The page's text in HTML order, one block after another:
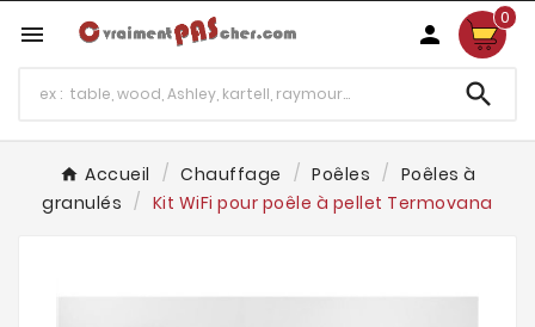
 
0

Accueil Chauffage Poêles
Poêles à
granulés
Kit WiFi pour poêle à pellet Termovana